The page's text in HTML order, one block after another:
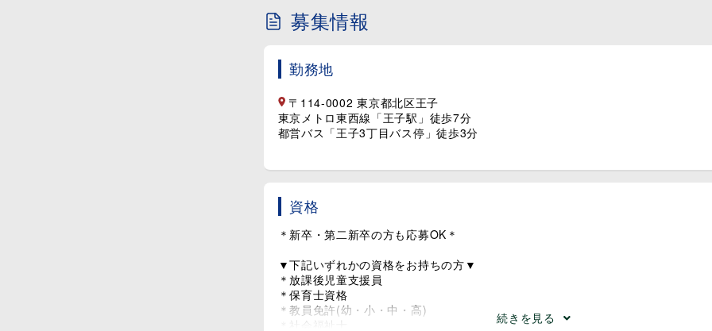
□ 校外活動やイベントの企画・運営 など
＼ 働きやすい環境が自慢！ ／
当園で働くスタッフの入社の決め手は、「雰囲気の良さ」や「職員を大事にする社
そうなったのには、私たちが独自に導入している『ブラザー&シスター制度』にあ
これは、入社から1年間、先輩スタッフとペアになり、業務を一つひとつ優しく指
す！
□ 施設環境について ■
＊学級数、児童の人数により変動
⇒ 男女比 / 4：6
＊20代～50代の幅広い世代のスタッフが活躍中◎
募集情報
勤務地
〒114-0002 東京都北区王子
東京メトロ東西線「王子駅」徒歩7分
都営バス「王子3丁目バス停」徒歩3分
資格
続きを見る
＊新卒・第二新卒の方も応募OK＊
▼下記いずれかの資格をお持ちの方▼
＊放課後児童支援員
＊保育士資格
＊教員免許(幼・小・中・高)
＊社会福祉士